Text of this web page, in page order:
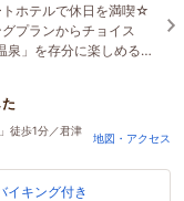
ホテルで休日を満喫☆
プランからチョイス
泉」を存分に楽しめる当
の鴨川シーワールドま
徒歩1分／君津
地図・アクセス
イキング付き